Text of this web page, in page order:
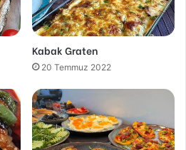
Kabak Graten
20 Temmuz 2022